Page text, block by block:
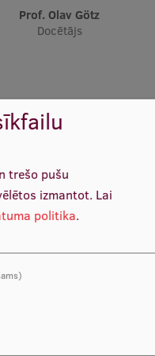
Prof. Olav Götz
Docētājs
Docētājs
trešo pušu
izmantot. Lai
politika.